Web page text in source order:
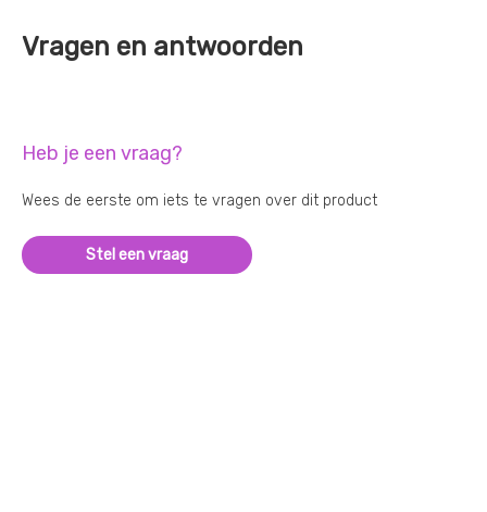
Vragen en antwoorden
Heb je een vraag?
Wees de eerste om iets te vragen over dit product
Stel een vraag